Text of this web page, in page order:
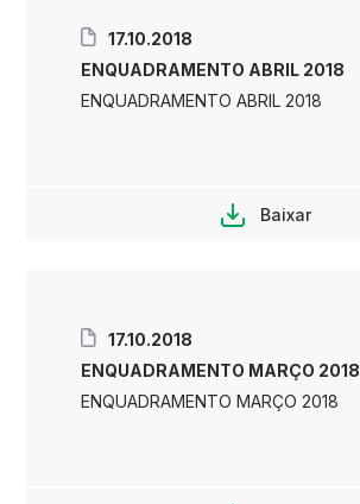
17.10.2018
ENQUADRAMENTO ABRIL 2018
ENQUADRAMENTO ABRIL 2018
Baixar
17.10.2018
ENQUADRAMENTO MARÇO 2018
ENQUADRAMENTO MARÇO 2018